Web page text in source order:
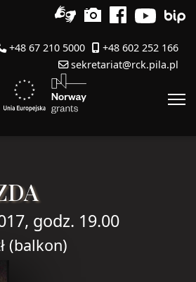
+48 67 210 5000
+48 602 252 166
sekretariat@rck.pila.pl
godz. 19.00
(balkon)